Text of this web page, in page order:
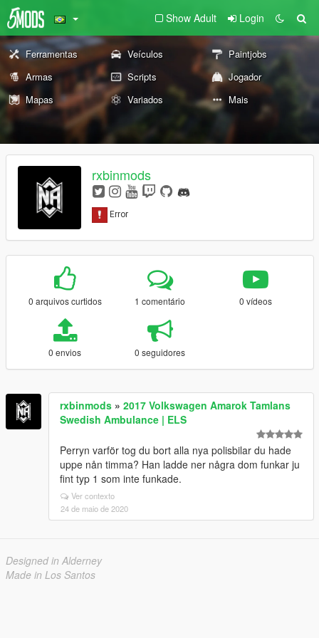
Show Adult Login
Ferramentas Veículos
Paintjobs
Armas
Scripts
Jogador
Mapas
Variados Mais
rxbinmods
0 arquivos curtidos 1 comentário 0 vídeos
0 envios 0 seguidores
rxbinmods » 2017 Volkswagen Amarok Tamlans
Swedish Ambulance | ELS
Perryn varför tog du bort alla nya polisbilar du hade
uppe nån timma? Han ladde ner några dom funkar ju
fint typ 1 som inte funkade.
Ver contexto
24 de maio de 2020
Designed in Alderney
Made in Los Santos